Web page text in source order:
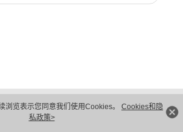
浏览表示您同意我们使用Cookies。 Cookies和隐
私政策>
隐私保护
法律声明